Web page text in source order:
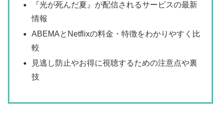
『光が死んだ夏』が配信されるサービスの最新
情報
ABEMAとNetflixの料金・特徴をわかりやすく比
較
見逃し防止やお得に視聴するための注意点や裏
技